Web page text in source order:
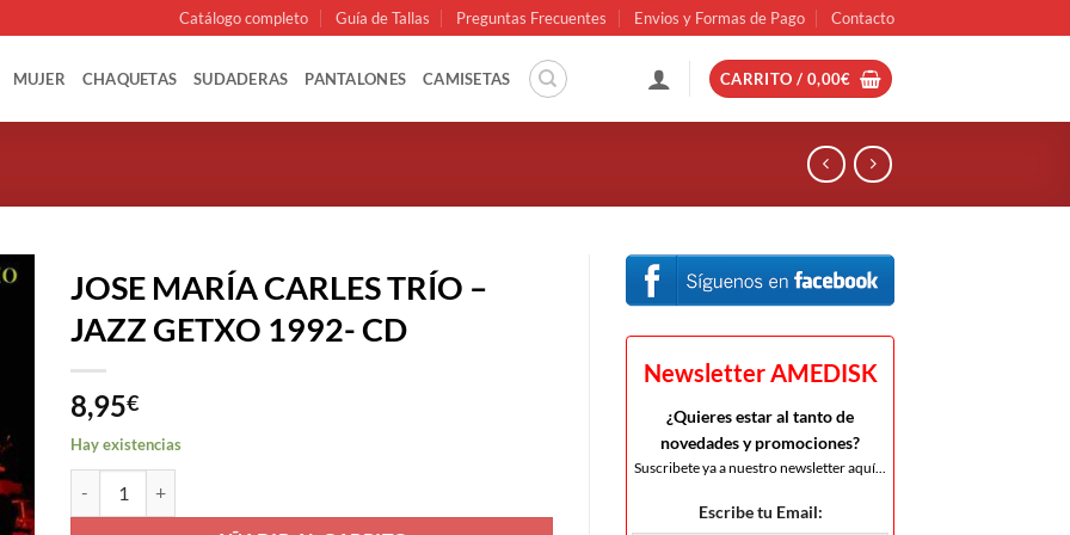
Catálogo completo Guía de Tallas Preguntas Frecuentes Envios y Formas de Pago Contacto
MUJER CHAQUETAS SUDADERAS PANTALONES CAMISETAS CARRITO / 0,00€
JOSE MARÍA CARLES TRÍO –
JAZZ GETXO 1992- CD
8,95€
Hay existencias
Newsletter AMEDISK
¿Quieres estar al tanto de
novedades y promociones?
Suscribete ya a nuestro newsletter aquí...
Escribe tu Email: